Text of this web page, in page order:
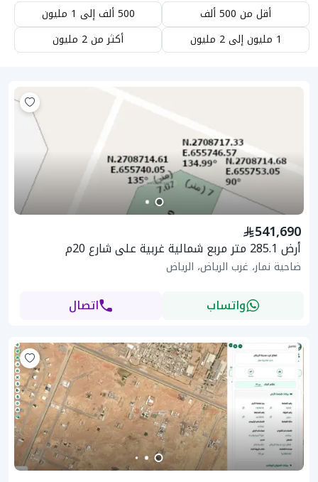
أقل من 500 ألف
500 ألف إلى 1 مليون
1 مليون إلى 2 مليون
أكثر من 2 مليون
541,690
أرض 285.1 متر مربع شمالية غربية على شارع 20م
ضاحية نمار، غرب الرياض، الرياض
واتساب اتصال